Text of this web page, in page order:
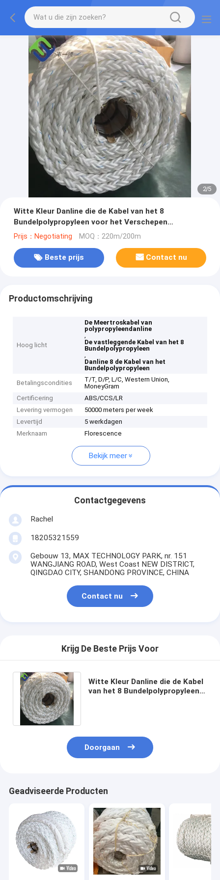
2/5
Witte Kleur Danline die de Kabel van het 8
Bundelpolypropyleen voor het Verschepen
vastleggen
Prijs：Negotiating MOQ：220m/200m
Beste prijs Contact nu
Productomschrijving
Hoog licht
De Meertroskabel van
polypropyleendanline
,
De vastleggende Kabel van het 8
Bundelpolypropyleen
,
Danline 8 de Kabel van het
Bundelpolypropyleen
Betalingscondities
T/T, D/P, L/C, Western Union,
MoneyGram
Certificering
ABS/CCS/LR
Levering vermogen
50000 meters per week
Levertijd
5 werkdagen
Merknaam
Florescence
Bekijk meer
Contactgegevens
Rachel
18205321559
Gebouw 13, MAX TECHNOLOGY PARK, nr. 151
WANGJIANG ROAD, West Coast NEW DISTRICT,
QINGDAO CITY, SHANDONG PROVINCE, CHINA
Contact nu
Krijg De Beste Prijs Voor
Witte Kleur Danline die de Kabel
van het 8 Bundelpolypropyleen
Doorgaan
Geadviseerde Producten